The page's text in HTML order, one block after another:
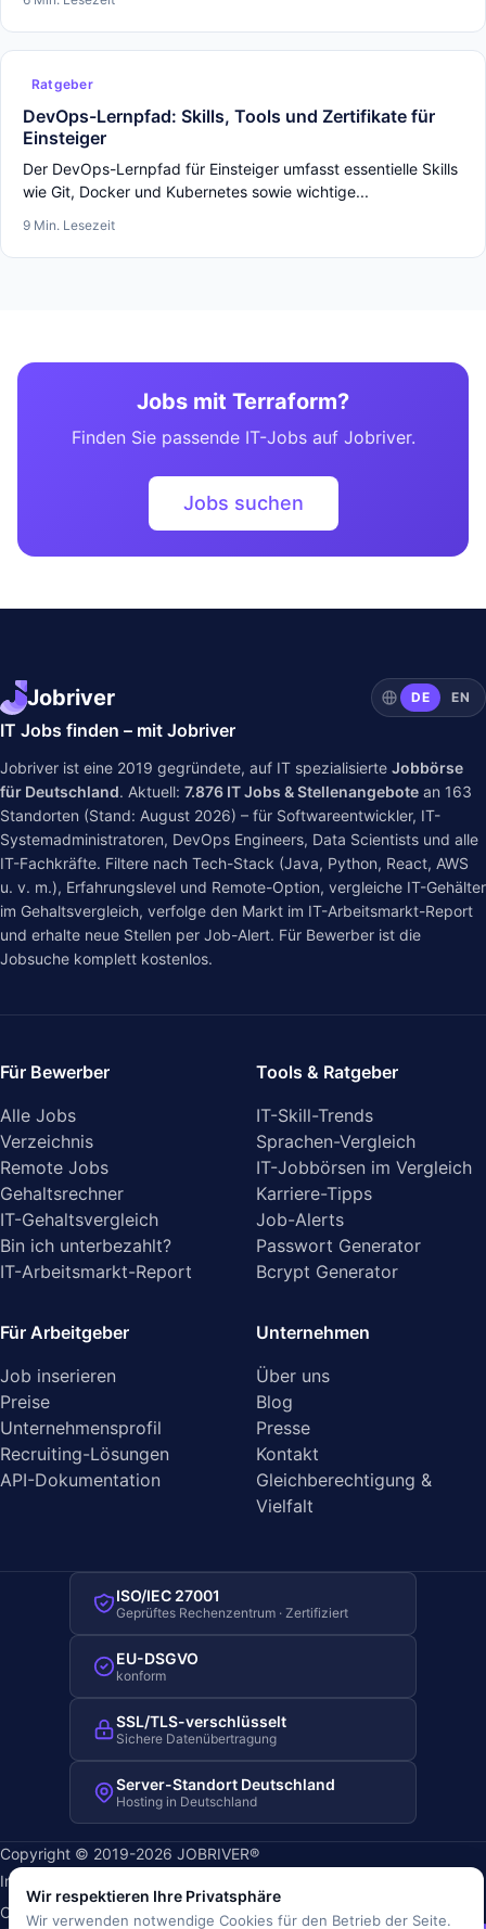
Ratgeber
DevOps-Lernpfad: Skills, Tools und Zertifikate für
Einsteiger
Der DevOps-Lernpfad für Einsteiger umfasst essentielle Skills
wie Git, Docker und Kubernetes sowie wichtige...
9 Min. Lesezeit
Jobs mit Terraform?
Finden Sie passende IT-Jobs auf Jobriver.
Jobs suchen
Jobriver DE EN
IT Jobs finden – mit Jobriver
Jobriver ist eine 2019 gegründete, auf IT spezialisierte Jobbörse
für Deutschland. Aktuell: 7.876 IT Jobs & Stellenangebote an 163
Standorten (Stand: August 2026) – für Softwareentwickler, IT-
Systemadministratoren, DevOps Engineers, Data Scientists und alle
IT-Fachkräfte. Filtere nach Tech-Stack (Java, Python, React, AWS
u. v. m.), Erfahrungslevel und Remote-Option, vergleiche IT-Gehälter
im Gehaltsvergleich, verfolge den Markt im IT-Arbeitsmarkt-Report
und erhalte neue Stellen per Job-Alert. Für Bewerber ist die
Jobsuche komplett kostenlos.
Für Bewerber
Alle Jobs
Verzeichnis
Remote Jobs
Gehaltsrechner
IT-Gehaltsvergleich
Bin ich unterbezahlt?
IT-Arbeitsmarkt-Report
Tools & Ratgeber
IT-Skill-Trends
Sprachen-Vergleich
IT-Jobbörsen im Vergleich
Karriere-Tipps
Job-Alerts
Passwort Generator
Bcrypt Generator
Für Arbeitgeber
Job inserieren
Preise
Unternehmensprofil
Recruiting-Lösungen
API-Dokumentation
Unternehmen
Über uns
Blog
Presse
Kontakt
Gleichberechtigung &
Vielfalt
ISO/IEC 27001
Geprüftes Rechenzentrum · Zertifiziert
EU-DSGVO
konform
SSL/TLS-verschlüsselt
Sichere Datenübertragung
Server-Standort Deutschland
Hosting in Deutschland
Copyright © 2019-2026 JOBRIVER®
Impressum
Cookie-Richtlinie
Cookie-Einstellungen
Wir respektieren Ihre Privatsphäre
Wir verwenden notwendige Cookies für den Betrieb der Seite.